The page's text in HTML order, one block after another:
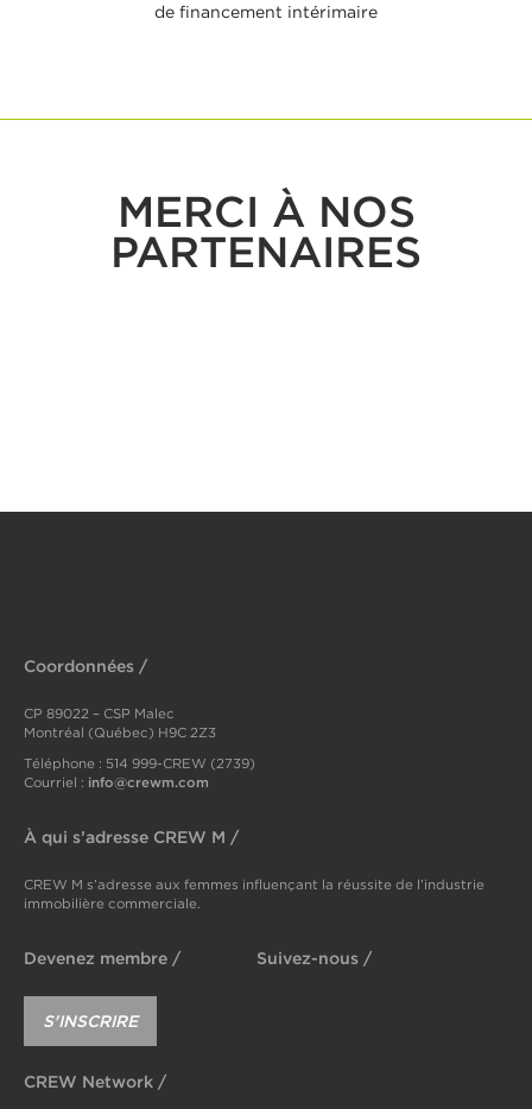
de financement intérimaire
MERCI À NOS
PARTENAIRES
Coordonnées /
CP 89022 – CSP Malec
Montréal (Québec) H9C 2Z3
Téléphone : 514 999-CREW (2739)
Courriel : info@crewm.com
À qui s’adresse CREW M /
CREW M s’adresse aux femmes influençant la réussite de l’industrie
immobilière commerciale.
Devenez membre /
S'INSCRIRE
Suivez-nous /
CREW Network /